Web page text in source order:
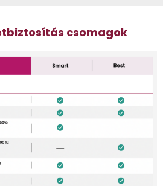
csomagok